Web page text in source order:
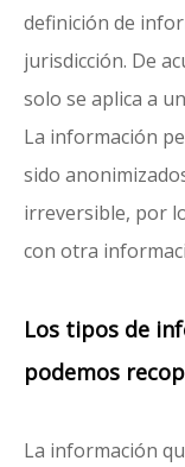
definición de
jurisdicción. De
solo se aplica a
La información
sido
irreversible, por
con otra
Los tipos de
podemos
La información